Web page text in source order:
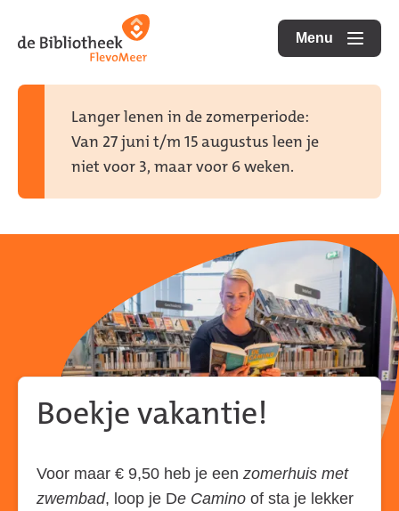
direct
direct
naar
Menu
openen
Langer lenen in de zomerperiode:
Van 27 juni t/m 15 augustus leen je
niet voor 3, maar voor 6 weken.
Boekje vakantie!
Voor maar € 9,50 heb je een zomerhuis met
zwembad, loop je De Camino of sta je lekker